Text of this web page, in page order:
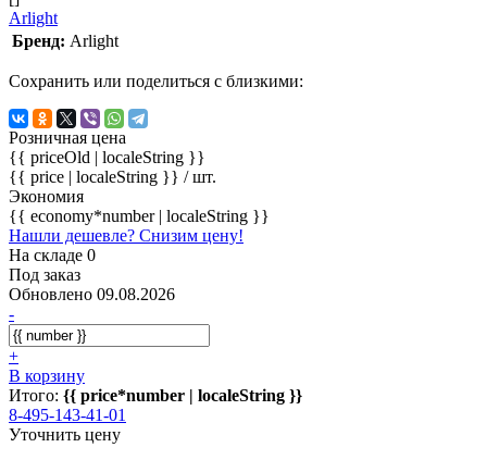
Arlight
Бренд: Arlight
Сохранить или поделиться с близкими:
Розничная цена
{{ priceOld | localeString }}
{{ price | localeString }} / шт.
Экономия
{{ economy*number | localeString }}
Нашли дешевле? Снизим цену!
На складе 0
Под заказ
Обновлено 09.08.2026
-
+
В корзину
Итого: {{ price*number | localeString }}
8-495-143-41-01
Уточнить цену